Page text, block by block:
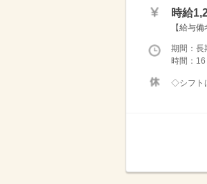
時給
【給与
期間：
時間：
◇シフト